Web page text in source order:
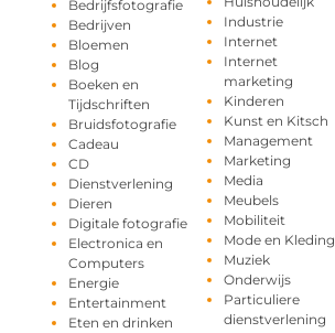
Bedrijfsfotografie
Bedrijven
Bloemen
Blog
Boeken en
Tijdschriften
Bruidsfotografie
Cadeau
CD
Dienstverlening
Dieren
Digitale fotografie
Electronica en
Computers
Energie
Entertainment
Eten en drinken
Industrie
Internet
Internet
marketing
Kinderen
Kunst en Kitsch
Management
Marketing
Media
Meubels
Mobiliteit
Mode en Kleding
Muziek
Onderwijs
Particuliere
dienstverlening